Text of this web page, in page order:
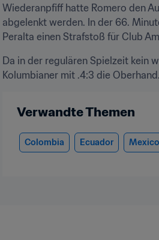
Wiederanpfiff hatte Romero den
abgelenkt werden. In der 66.
Peralta einen Strafstoß für Club
Da in der regulären Spielzeit kein
Kolumbianer mit .4:3 die Oberhand.
Verwandte Themen
Colombia Ecuador Mexico